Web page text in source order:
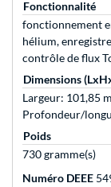
Fonctionnalité
fonctionnement
hélium,
contrôle de flux
Dimensions
Largeur: 101,85
Profondeur/
Poids
730 gramme(s)
Numéro DEEE